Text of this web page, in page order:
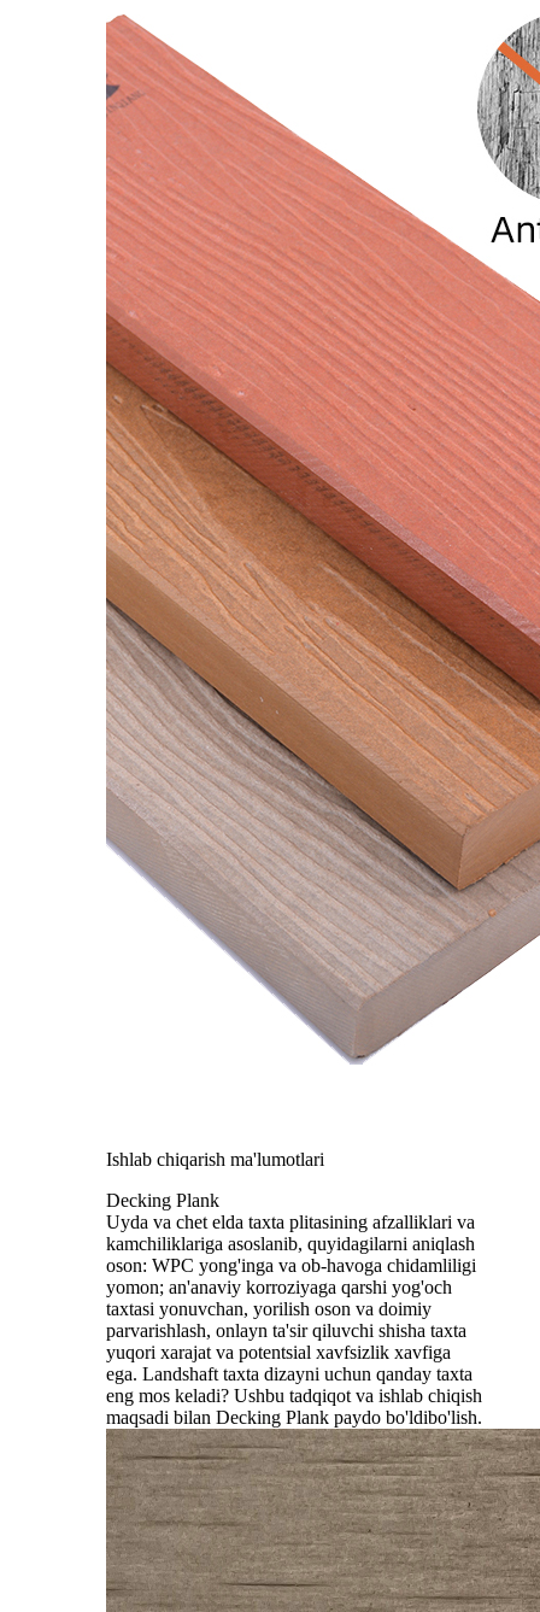
Ishlab chiqarish ma'lumotlari
Decking Plank
Uyda va chet elda taxta plitasining afzalliklari va
kamchiliklariga asoslanib, quyidagilarni aniqlash
oson: WPC yong'inga va ob-havoga chidamliligi
yomon; an'anaviy korroziyaga qarshi yog'och
taxtasi yonuvchan, yorilish oson va doimiy
parvarishlash, onlayn ta'sir qiluvchi shisha taxta
yuqori xarajat va potentsial xavfsizlik xavfiga
ega. Landshaft taxta dizayni uchun qanday taxta
eng mos keladi? Ushbu tadqiqot va ishlab chiqish
maqsadi bilan Decking Plank paydo bo'ldibo'lish.